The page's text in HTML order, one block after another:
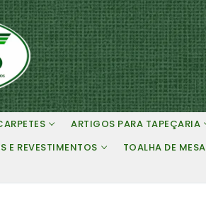
ARTIGOS PARA TAPEÇARIA
E REVESTIMENTOS TOALHA DE MESA